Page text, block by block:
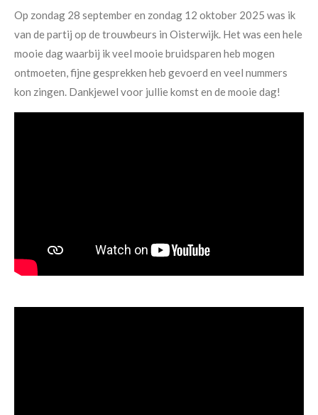
Op zondag 28 september en zondag 12 oktober 2025 was ik
van de partij op de trouwbeurs in Oisterwijk. Het was een hele
mooie dag waarbij ik veel mooie bruidsparen heb mogen
ontmoeten, fijne gesprekken heb gevoerd en veel nummers
kon zingen. Dankjewel voor jullie komst en de mooie dag!